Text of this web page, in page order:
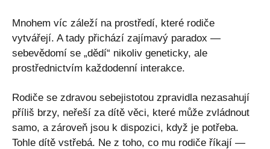
Mnohem víc záleží na prostředí, které rodiče
vytvářejí. A tady přichází zajímavý paradox —
sebevědomí se „dědí“ nikoliv geneticky, ale
prostřednictvím každodenní interakce.
Rodiče se zdravou sebejistotou zpravidla nezasahují
příliš brzy, neřeší za dítě věci, které může zvládnout
samo, a zároveň jsou k dispozici, když je potřeba.
Tohle dítě vstřebá. Ne z toho, co mu rodiče říkají —